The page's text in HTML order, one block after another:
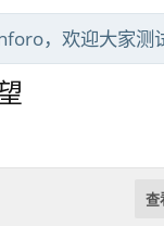
，欢迎大家测
查